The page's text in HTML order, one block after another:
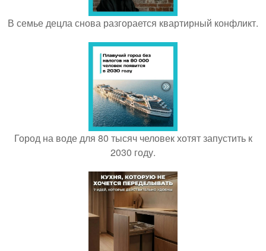
В семье децла снова разгорается квартирный конфликт.
Город на воде для 80 тысяч человек хотят запустить к
2030 году.